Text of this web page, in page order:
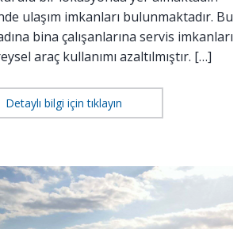
ulaşım imkanları bulunmaktadır. Bu
bina çalışanlarına servis imkanları
araç kullanımı azaltılmıştır. […]
Detaylı bilgi için tıklayın